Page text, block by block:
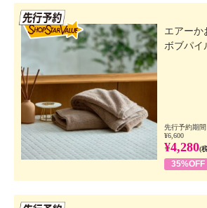
・使用後は必ずしっかりキャップをし
・目に入ったときは、直ちに洗い流
【原産国（地）】
・日本製
＜セブン フロー マシュマロクレン
ュ ４５ｍｌ＞
【内容】
・添付文書：能書
・手や顔をぬらさず、泡を３〜４プ
メイクは６プッシュ）をメイクとよく
エアーか
ボブパイ
先行予約期
¥6,600
¥4,280(
35%OFF